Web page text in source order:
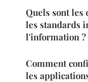
Quels sont les
les standards
l'information ?
Comment
les